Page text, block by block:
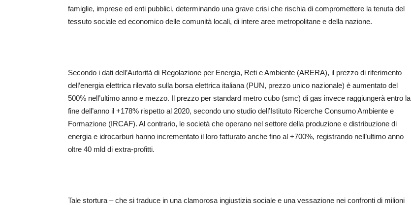
famiglie, imprese ed enti pubblici, determinando una grave crisi che rischia di compromettere la tenuta del
tessuto sociale ed economico delle comunità locali, di intere aree metropolitane e della nazione.
Secondo i dati dell’Autorità di Regolazione per Energia, Reti e Ambiente (ARERA), il prezzo di riferimento
dell’energia elettrica rilevato sulla borsa elettrica italiana (PUN, prezzo unico nazionale) è aumentato del
500% nell’ultimo anno e mezzo. Il prezzo per standard metro cubo (smc) di gas invece raggiungerà entro la
fine dell’anno il +178% rispetto al 2020, secondo uno studio dell’Istituto Ricerche Consumo Ambiente e
Formazione (IRCAF). Al contrario, le società che operano nel settore della produzione e distribuzione di
energia e idrocarburi hanno incrementato il loro fatturato anche fino al +700%, registrando nell’ultimo anno
oltre 40 mld di extra-profitti.
Tale stortura – che si traduce in una clamorosa ingiustizia sociale e una vessazione nei confronti di milioni